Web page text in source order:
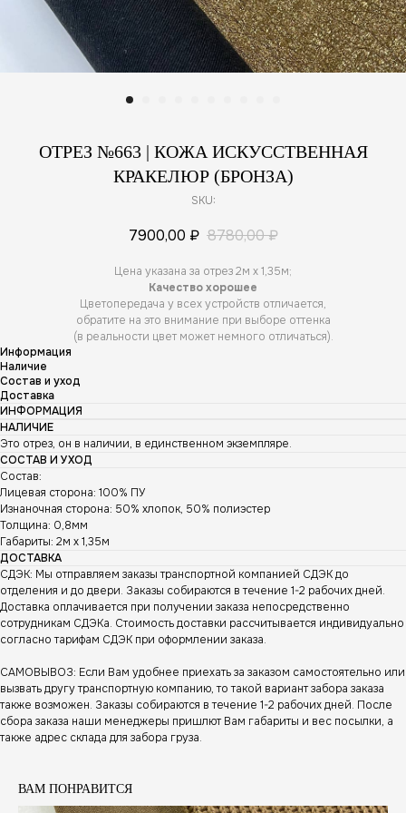
ОТРЕЗ №663 | КОЖА ИСКУССТВЕННАЯ
КРАКЕЛЮР (БРОНЗА)
SKU:
7900,00 ₽ 8780,00₽
Цена указана за отрез 2м х 1,35м;
Качество хорошее
Цветопередача у всех устройств отличается,
обратите на это внимание при выборе оттенка
(в реальности цвет может немного отличаться).
Информация
Наличие
Состав и уход
Доставка
ИНФОРМАЦИЯ
НАЛИЧИЕ
Это отрез, он в наличии, в единственном экземпляре.
СОСТАВ И УХОД
Состав:
Лицевая сторона: 100% ПУ
Изнаночная сторона: 50% хлопок, 50% полиэстер
Толщина: 0,8мм
Габариты: 2м х 1,35м
ДОСТАВКА
СДЭК: Мы отправляем заказы транспортной компанией СДЭК до
отделения и до двери. Заказы собираются в течение 1-2 рабочих дней.
Доставка оплачивается при получении заказа непосредственно
сотрудникам СДЭКа. Стоимость доставки рассчитывается индивидуально
согласно тарифам СДЭК при оформлении заказа.
САМОВЫВОЗ: Если Вам удобнее приехать за заказом самостоятельно или
вызвать другу транспортную компанию, то такой вариант забора заказа
также возможен. Заказы собираются в течение 1-2 рабочих дней. После
сбора заказа наши менеджеры пришлют Вам габариты и вес посылки, а
также адрес склада для забора груза.
ВАМ ПОНРАВИТСЯ